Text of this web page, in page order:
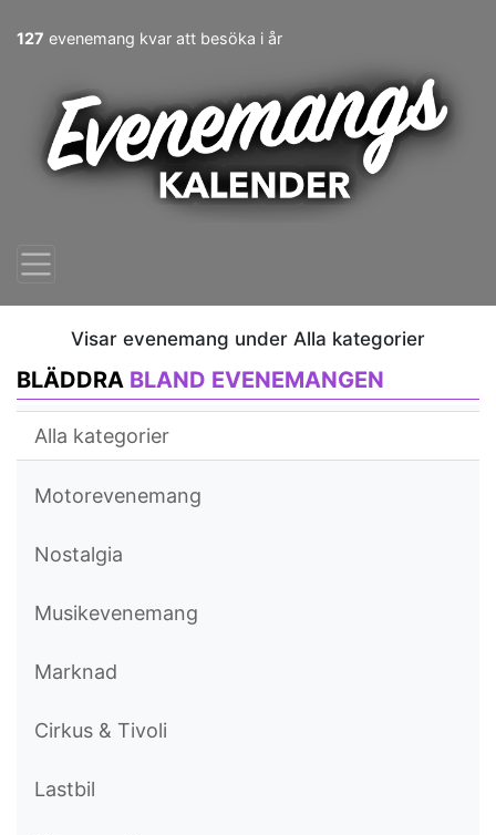
127 evenemang kvar att besöka i år
Visar evenemang under Alla kategorier
BLÄDDRA BLAND EVENEMANGEN
Alla kategorier
Motorevenemang
Nostalgia
Musikevenemang
Marknad
Cirkus & Tivoli
Lastbil